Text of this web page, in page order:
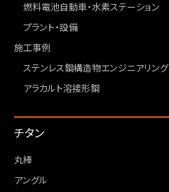
燃料電池自動車・水素ステーション
プラント・設備
施工事例
ステンレス鋼構造物エンジニアリング
アラカルト溶接形鋼
チタン
丸棒
アングル